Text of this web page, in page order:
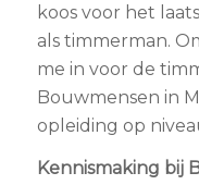
koos voor het
als timmerman.
me in voor de
Bouwmensen in
opleiding op
Kennismaking bij